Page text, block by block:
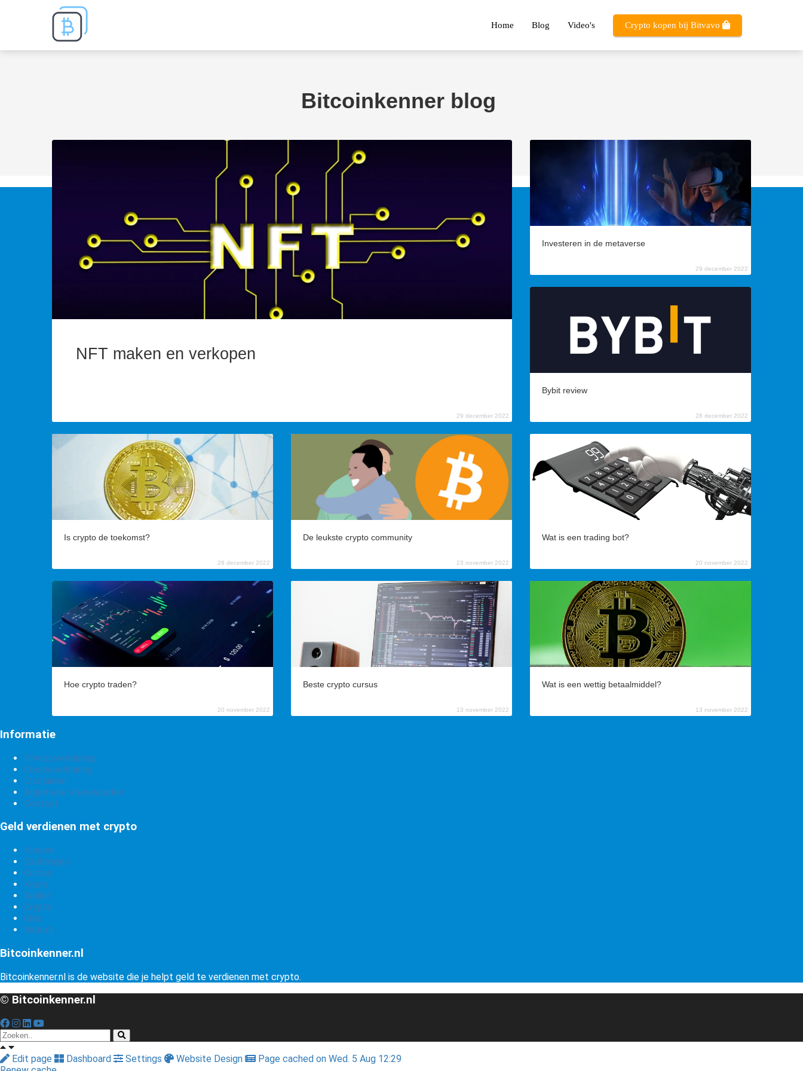
Home Blog Video's Crypto kopen bij Bitvavo
Bitcoinkenner blog
NFT maken en verkopen
29 december 2022
Investeren in de metaverse
29 december 2022
Bybit review
28 december 2022
Is crypto de toekomst?
28 december 2022
De leukste crypto community
23 november 2022
Wat is een trading bot?
20 november 2022
Hoe crypto traden?
20 november 2022
Beste crypto cursus
13 november 2022
Wat is een wettig betaalmiddel?
13 november 2022
Informatie
Privacyverklaring
Cookieverklaring
Disclaimer
Algemene Voorwaarden
Contact
Geld verdienen met crypto
Nieuws
Exchanges
Cursus
Koers
Wallet
Crypto
Gids
Video's
Bitcoinkenner.nl
Bitcoinkenner.nl is de website die je helpt geld te verdienen met crypto.
© Bitcoinkenner.nl
Edit page Dashboard Settings Website Design
Page cached on Wed. 5 Aug 12:29